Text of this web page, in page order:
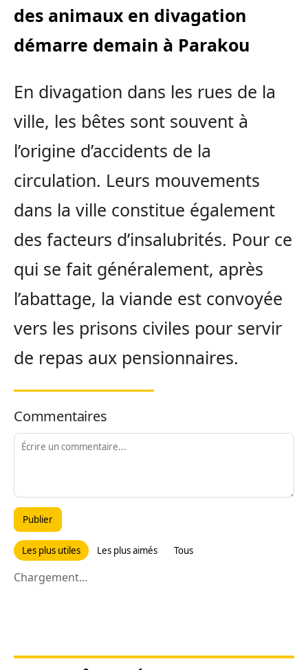
des animaux en divagation
démarre demain à Parakou
En divagation dans les rues de la
ville, les bêtes sont souvent à
l’origine d’accidents de la
circulation. Leurs mouvements
dans la ville constitue également
des facteurs d’insalubrités. Pour ce
qui se fait généralement, après
l’abattage, la viande est convoyée
vers les prisons civiles pour servir
de repas aux pensionnaires.
Commentaires
Publier
Les plus utiles Les plus aimés Tous
Chargement...